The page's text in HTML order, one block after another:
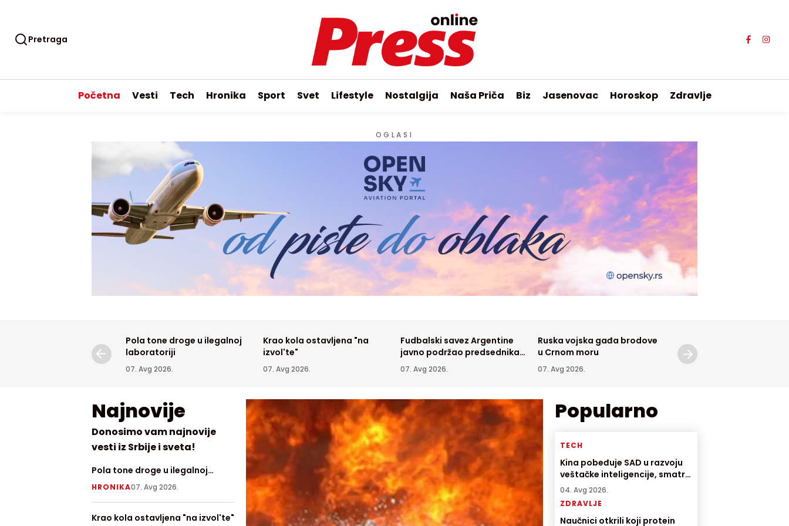
Pretraga
Početna Vesti Tech Hronika Sport Svet Lifestyle Nostalgija Naša Priča Biz Jasenovac Horoskop Zdravlje
OGLASI
Pola tone droge u ilegalnoj
laboratoriji
07. Avg 2026.
Krao kola ostavljena "na
izvol'te"
07. Avg 2026.
Fudbalski savez Argentine
javno podržao predsednika
FIFA Đanija Infantina
07. Avg 2026.
Ruska vojska gađa brodove
u Crnom moru
07. Avg 2026.
oprez zbog virusa
Nila
Najnovije
Donosimo vam najnovije
vesti iz Srbije i sveta!
Pola tone droge u ilegalnoj
laboratoriji
HRONIKA07. Avg 2026.
Krao kola ostavljena "na izvol'te"
Razbuktava se požar u
Deliblatskoj peščari, Kovin u
pepelu
HRONIKA07. Avg 2026.
Raspoloženi Partizan na revanš
Novi Meksiko tužio Ministarstvo
pravde zbog Epstinovih dosijea
SVET06. Avg 2026.
Najnovija posmatranja Sunca
Popularno
TECH
Kina pobeđuje SAD u razvoju
veštačke inteligencije, smatra
direktor američke AI
kompanije
04. Avg 2026.
ZDRAVLJE
Naučnici otkrili koji protein